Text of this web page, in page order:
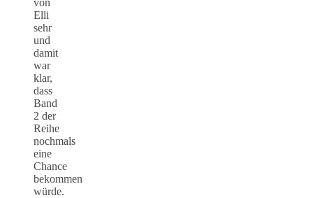
Elli
sehr
und
damit
war
klar,
dass
Band
2 der
Reihe
nochmals
eine
Chance
bekommen
würde.